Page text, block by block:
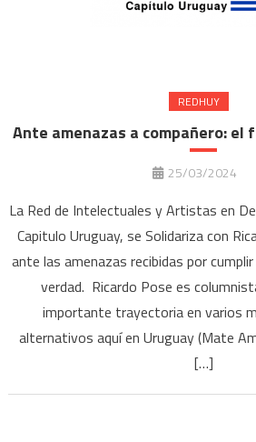
REDHUY
Ante amenazas a compañero: el
25/03/2024
La Red de Intelectuales y Artistas en
Capitulo Uruguay, se Solidariza con
ante las amenazas recibidas por
verdad. Ricardo Pose es
importante trayectoria en varios
alternativos aquí en Uruguay (Mate
[…]